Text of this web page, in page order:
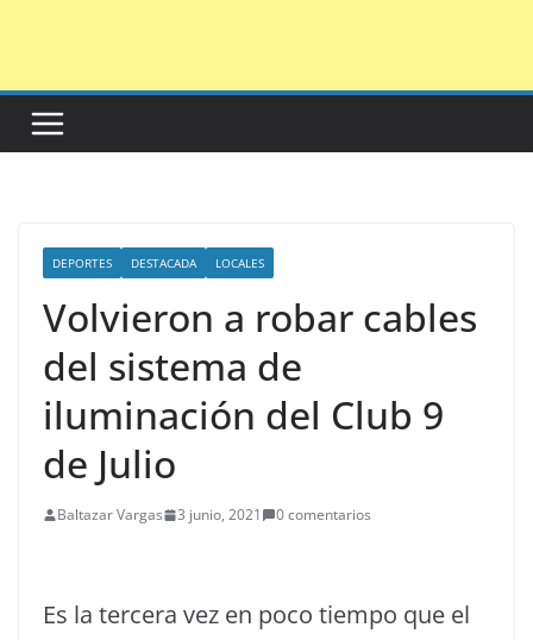
DEPORTES DESTACADA LOCALES
Volvieron a robar cables
del sistema de
iluminación del Club 9
de Julio
Baltazar Vargas 3 junio, 2021 0 comentarios
Es la tercera vez en poco tiempo que el